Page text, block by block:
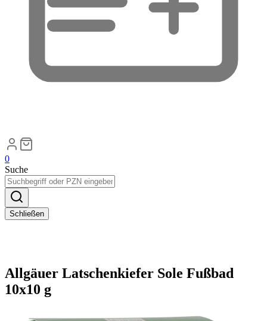
0
Suche
Schließen
Allgäuer Latschenkiefer Sole Fußbad
10x10 g